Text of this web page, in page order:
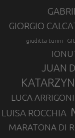
GIORGIO
giuditta turini
JUAN
LUCA ARRIGONI
LUISA ROCCHIA
MARATONA DI